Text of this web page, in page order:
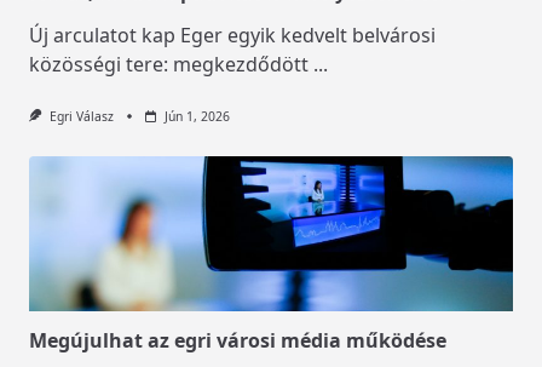
Új arculatot kap Eger egyik kedvelt belvárosi
közösségi tere: megkezdődött ...
Egri Válasz Jún 1, 2026
Megújulhat az egri városi média működése